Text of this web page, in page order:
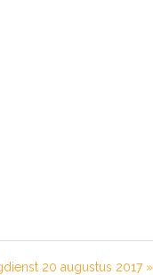
20 augustus 2017 »